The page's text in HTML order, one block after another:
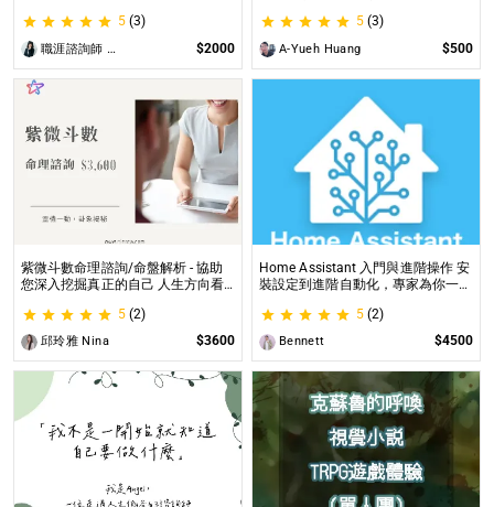
5 (3)
職涯諮詢師 阿紫 $2000
5 (3)
A-Yueh Huang $500
紫微斗數命理諮詢/命盤解析 - 協助
您深入挖掘真正的自己 人生方向看
璀璨一生
5 (2)
邱玲雅 Nina $3600
Home Assistant 入門與進階操作 安
裝設定到進階自動化，專家為你一對
5 (2)
Bennett $4500